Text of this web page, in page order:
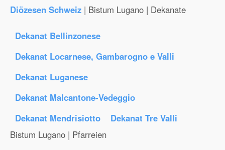
Diözesen Schweiz | Bistum Lugano | Dekanate
Dekanat Bellinzonese
Dekanat Locarnese, Gambarogno e Valli
Dekanat Luganese
Dekanat Malcantone-Vedeggio
Dekanat Mendrisiotto
Dekanat Tre Valli
Bistum Lugano | Pfarreien